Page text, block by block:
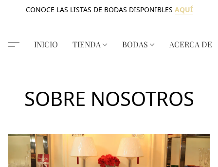
CONOCE LAS LISTAS DE BODAS DISPONIBLES AQUÍ
INICIO TIENDA BODAS ACERCA DE
SOBRE NOSOTROS